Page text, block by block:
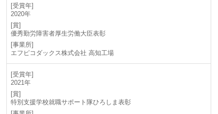
2020年
優秀勤労障害者厚生労働大臣表彰
エフピコダックス株式会社 高知工場
2021年
特別支援学校就職サポート隊ひろしま表彰